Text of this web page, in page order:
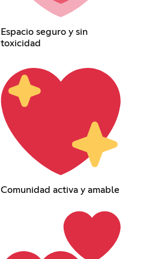
Espacio seguro y sin
toxicidad
Comunidad activa y amable